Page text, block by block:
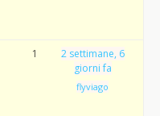
1
2 settimane, 6
giorni fa
flyviago